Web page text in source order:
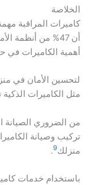
الخلاصة
كاميرات المراقبة
أن 47% من أنظمة الأمان في المنازل تستخدم الكاميرات
أهمية الكاميرات في
لتحسين الأمان في
مثل الكاميرات
من الضروري الصيانة
تركيب وصيانة
منزلك9
.
باستخدام خدمات